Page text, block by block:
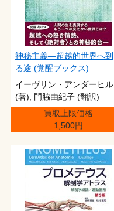
神秘主義―超越的世界へ到
る途 (覚醒ブックス)
イーヴリン・アンダーヒル
(著),‎ 門脇由紀子 (翻訳)
買取上限価格
1,500円